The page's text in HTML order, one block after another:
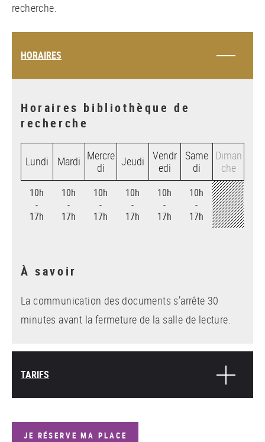
recherche.
HORAIRES
Horaires bibliothèque de
recherche
Lundi Mardi Mercre
di
Jeudi
Vendr
edi
Same
di
Diman
che
10h
-
17h
10h
-
17h
10h
-
17h
10h
-
17h
10h
-
17h
10h
-
17h
À savoir
La communication des documents s’arrête 30
minutes avant la fermeture de la salle de lecture.
TARIFS
JE RÉSERVE MA PLACE